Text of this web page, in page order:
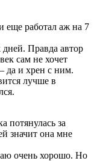
еще работал аж на 7
Правда автор
сам не хочет
да и хрен с ним.
лучше в
потянулась за
значит она мне
очень хорошо. Но